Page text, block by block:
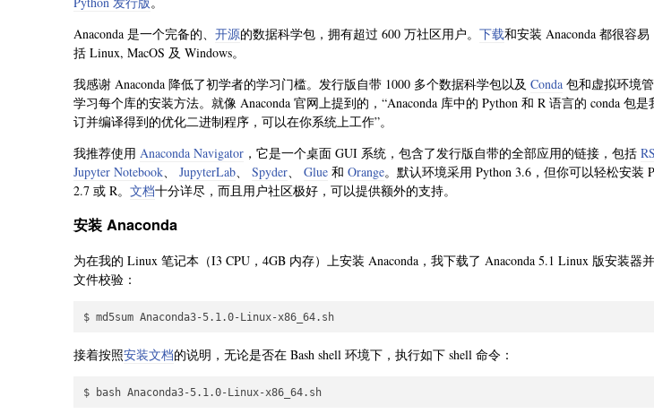
Anaconda 是一个完备的、 开源的数据科学包，拥有超过 600 万社区用户。 下载和安装 Anaconda 都很容
括 Linux, MacOS 及 Windows。
我感谢 Anaconda 降低了初学者的学习门槛。发行版自带 1000 多个数据科学包以及 Conda 包和虚拟环境
学习每个库的安装方法。就像 Anaconda 官网上提到的，“Anaconda 库中的 Python 和 R 语言的 conda 包
订并编译得到的优化二进制程序，可以在你系统上工作”。
我推荐使用 Anaconda Navigator ，它是一个桌面 GUI 系统，包含了发行版自带的全部应用的链接，包括
Jupyter Notebook、 JupyterLab、 Spyder、 Glue 和 Orange。默认环境采用 Python 3.6，但你可以轻松安装
2.7 或 R。 文档十分详尽，而且用户社区极好，可以提供额外的支持。
安装 Anaconda
为在我的 Linux 笔记本（I3 CPU，4GB 内存）上安装 Anaconda，我下载了 Anaconda 5.1 Linux 版安装器
文件校验：
接着按照安装文档的说明，无论是否在 Bash shell 环境下，执行如下 shell 命令：